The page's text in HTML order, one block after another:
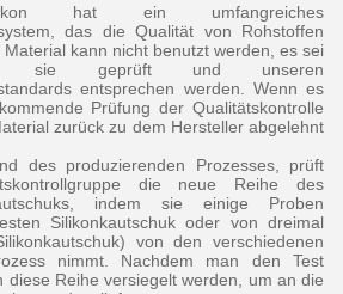
hat ein umfangreiches
das die Qualität von Rohstoffen
kann nicht benutzt werden, es sei
sie geprüft und unseren
entsprechen werden. Wenn es
Prüfung der Qualitätskontrolle
zurück zu dem Hersteller abgelehnt
des produzierenden Prozesses, prüft
die neue Reihe des
indem sie einige Proben
Silikonkautschuk oder von dreimal
von den verschiedenen
nimmt. Nachdem man den Test
diese Reihe versiegelt werden, um an die